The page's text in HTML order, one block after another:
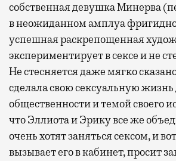
собственная девушка Минерва
в неожиданном амплуа
успешная раскрепощенная
экспериментирует в сексе и не
Не стесняется даже мягко
сделала свою сексуальную
общественности и темой своего
что Эллиота и Эрику все же
очень хотят заняться сексом, и
вызывает его в кабинет, просит